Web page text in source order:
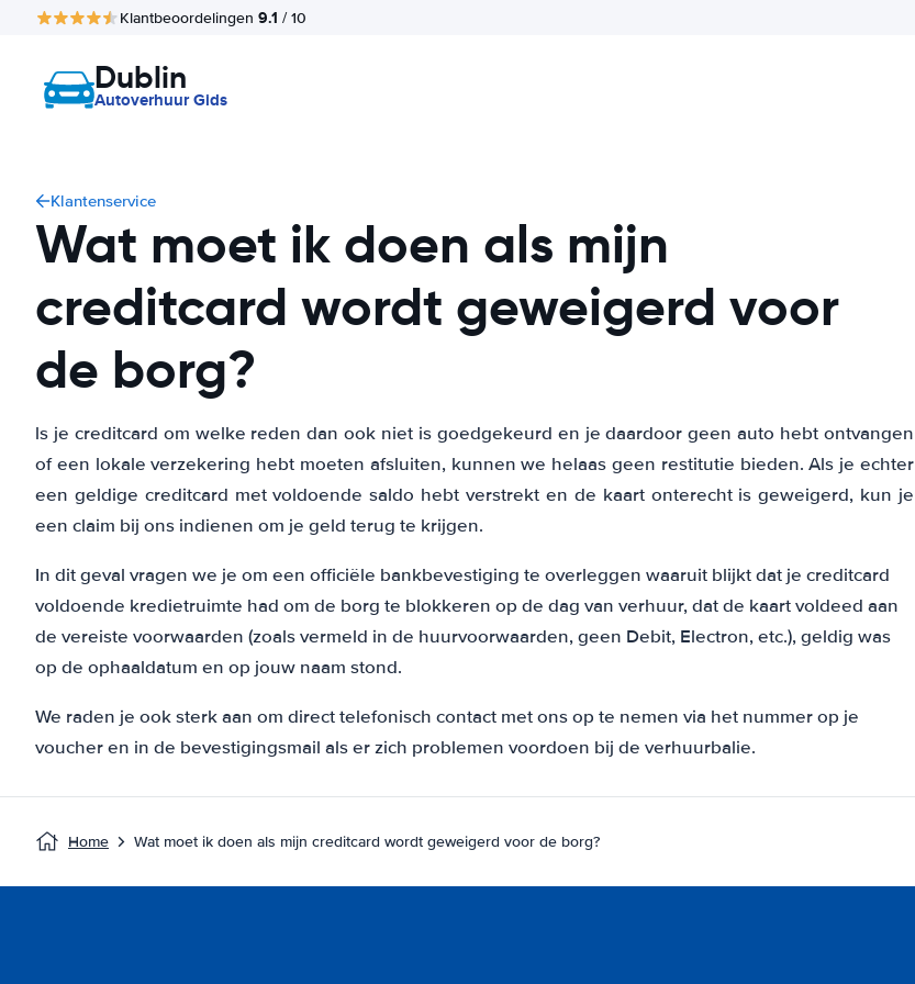
Klantbeoordelingen 9.1 / 10
Dublin
Autoverhuur Gids
Klantenservice
Wat moet ik doen als mijn
creditcard wordt geweigerd voor
de borg?
ls je creditcard om welke reden dan ook niet is goedgekeurd en je daardoor geen auto hebt ontvangen
of een lokale verzekering hebt moeten afsluiten, kunnen we helaas geen restitutie bieden. Als je echter
een geldige creditcard met voldoende saldo hebt verstrekt en de kaart onterecht is geweigerd, kun je
een claim bij ons indienen om je geld terug te krijgen.
In dit geval vragen we je om een officiële bankbevestiging te overleggen waaruit blijkt dat je creditcard
voldoende kredietruimte had om de borg te blokkeren op de dag van verhuur, dat de kaart voldeed aan
de vereiste voorwaarden (zoals vermeld in de huurvoorwaarden, geen Debit, Electron, etc.), geldig was
op de ophaaldatum en op jouw naam stond.
We raden je ook sterk aan om direct telefonisch contact met ons op te nemen via het nummer op je
voucher en in de bevestigingsmail als er zich problemen voordoen bij de verhuurbalie.
Home Wat moet ik doen als mijn creditcard wordt geweigerd voor de borg?